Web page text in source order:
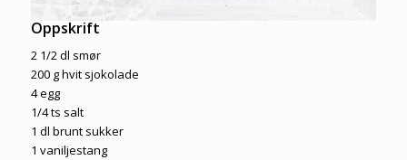
Oppskrift
2 1/2 dl smør
200 g hvit sjokolade
4 egg
1/4 ts salt
1 dl brunt sukker
1 vaniljestang